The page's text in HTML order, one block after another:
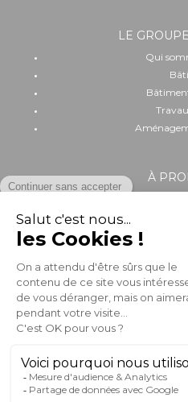
LE
Qui
À
Performance
OUTILS &